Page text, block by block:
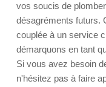
vos soucis de
désagréments futurs.
couplée à un service
démarquons en tant
Si vous avez besoin
n'hésitez pas à faire